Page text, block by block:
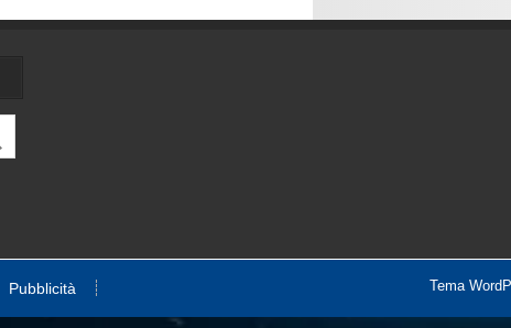
Pubblicità Tema